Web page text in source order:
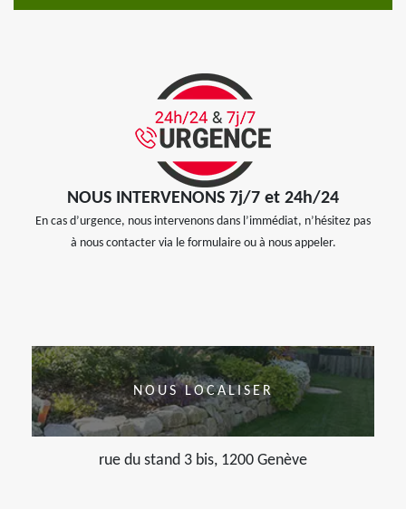
NOUS INTERVENONS 7j/7 et 24h/24
En cas d’urgence, nous intervenons dans l’immédiat, n’hésitez pas
à nous contacter via le formulaire ou à nous appeler.
NOUS LOCALISER
rue du stand 3 bis, 1200 Genève